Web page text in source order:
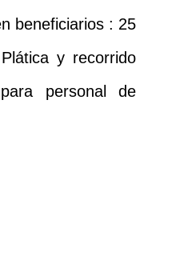
beneficiarios : 25
y recorrido
personal de